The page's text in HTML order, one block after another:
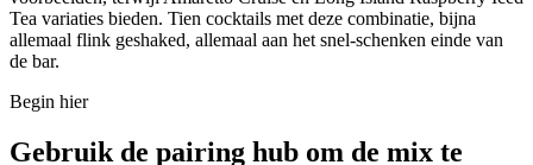
Tea variaties bieden. Tien cocktails met deze combinatie, bijna
allemaal flink geshaked, allemaal aan het snel-schenken einde van
de bar.
Begin hier
Gebruik de pairing hub om de mix te